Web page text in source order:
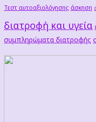
Τεστ αυτοαξιολόγησης άσκηση
διατροφή και υγεία
συμπληρώματα διατροφής